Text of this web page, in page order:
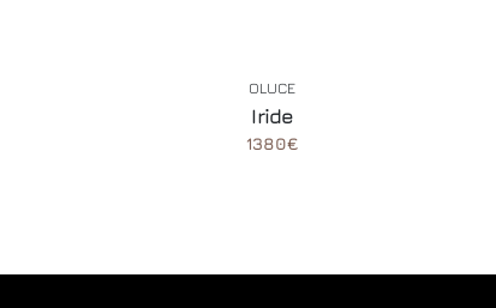
OLUCE
Iride
1380€